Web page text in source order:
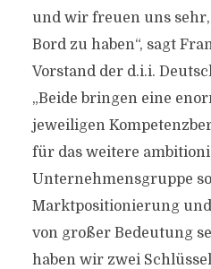
und wir freuen uns
Bord zu haben“, sagt
Vorstand der d.i.i.
„Beide bringen eine
jeweiligen
für das weitere
Unternehmensgruppe
Marktpositionierung
von großer Bedeutung
haben wir zwei